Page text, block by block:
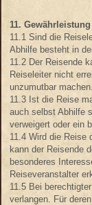
11.
11.1 Sind die
Abhilfe besteht in
11.2 Der Reisende
Reiseleiter nicht
unzumutbar
11.3 Ist die Reise
auch selbst Abhilfe
verweigert oder ein
11.4 Wird die Reise
kann der Reisende
besonderes
Reiseveranstalter
11.5 Bei
verlangen. Für